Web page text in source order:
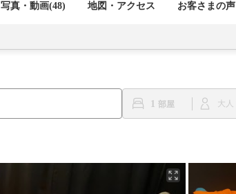
写真・動画(48) 地図・アクセス お客さまの声
1 大人